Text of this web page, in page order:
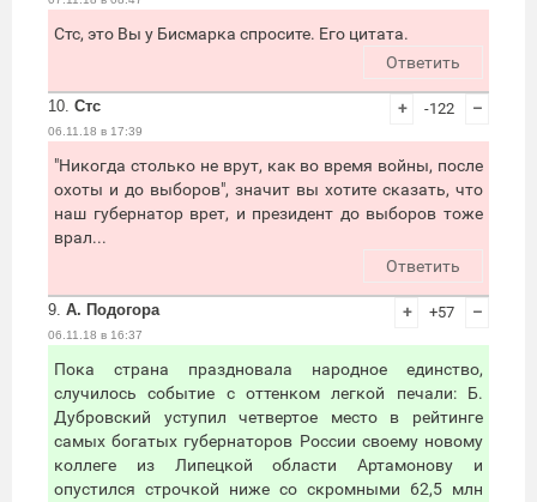
Стс, это Вы у Бисмарка спросите. Его цитата.
Ответить
10. Стс
06.11.18 в 17:39
+ -122 –
"Никогда столько не врут, как во время войны, после
охоты и до выборов", значит вы хотите сказать, что
наш губернатор врет, и президент до выборов тоже
врал...
Ответить
9. А. Подогора
06.11.18 в 16:37
+ +57 –
Пока страна праздновала народное единство,
случилось событие с оттенком легкой печали: Б.
Дубровский уступил четвертое место в рейтинге
самых богатых губернаторов России своему новому
коллеге из Липецкой области Артамонову и
опустился строчкой ниже со скромными 62,5 млн